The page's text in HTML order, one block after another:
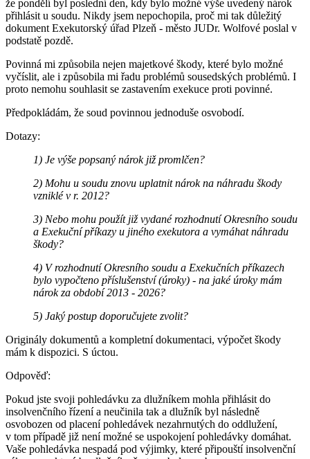
že pondělí byl poslední den, kdy bylo možné výše uvedený nárok
přihlásit u soudu. Nikdy jsem nepochopila, proč mi tak důležitý
dokument Exekutorský úřad Plzeň - město JUDr. Wolfové poslal v
podstatě pozdě.
Povinná mi způsobila nejen majetkové škody, které bylo možné
vyčíslit, ale i způsobila mi řadu problémů sousedských problémů. I
proto nemohu souhlasit se zastavením exekuce proti povinné.
Předpokládám, že soud povinnou jednoduše osvobodí.
Dotazy:
1) Je výše popsaný nárok již promlčen?
2) Mohu u soudu znovu uplatnit nárok na náhradu škody
vzniklé v r. 2012?
3) Nebo mohu použít již vydané rozhodnutí Okresního soudu
a Exekuční příkazy u jiného exekutora a vymáhat náhradu
škody?
4) V rozhodnutí Okresního soudu a Exekučních příkazech
bylo vypočteno příslušenství (úroky) - na jaké úroky mám
nárok za období 2013 - 2026?
5) Jaký postup doporučujete zvolit?
Originály dokumentů a kompletní dokumentaci, výpočet škody
mám k dispozici. S úctou.
Odpověď:
Pokud jste svoji pohledávku za dlužníkem mohla přihlásit do
insolvenčního řízení a neučinila tak a dlužník byl následně
osvobozen od placení pohledávek nezahrnutých do oddlužení,
v tom případě již není možné se uspokojení pohledávky domáhat.
Vaše pohledávka nespadá pod výjimky, které připouští insolvenční